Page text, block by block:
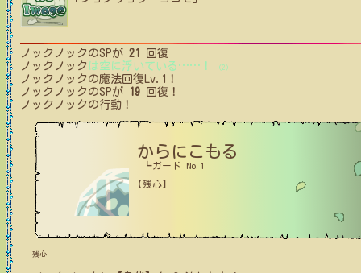
ノックノック のSPが 21
回復
ノックノック は空に浮いている …… ！ (2)
ノックノック の魔法回復Lv.1！
ノックノック のSPが 19 回復！
ノックノック の行動！
からにこもる
┗ガード No.1
【残心】
残心